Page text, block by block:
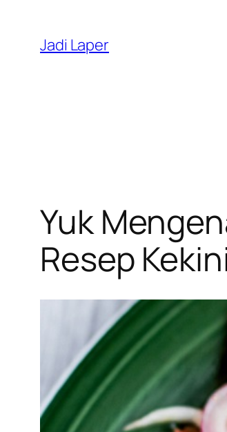
content
Jadi Laper
Yuk
Resep